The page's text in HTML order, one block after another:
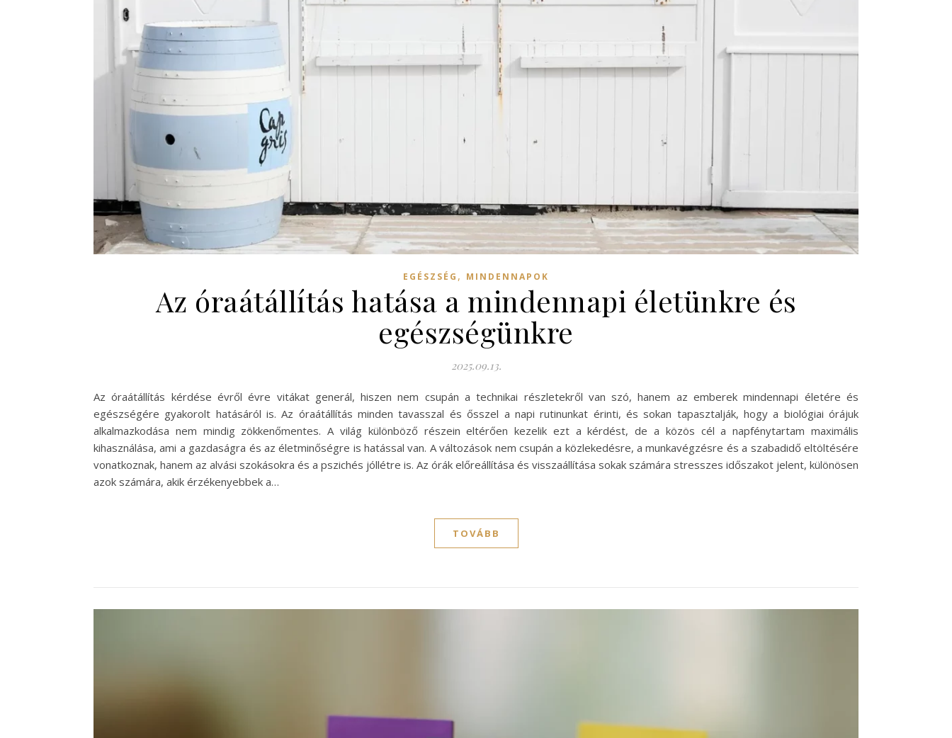
EGÉSZSÉG , MINDENNAPOK
Az óraátállítás hatása a mindennapi életünkre és
egészségünkre
2025.09.13.
Az óraátállítás kérdése évről évre vitákat generál, hiszen nem csupán a technikai részletekről van szó, hanem az emberek mindennapi életére és
egészségére gyakorolt hatásáról is. Az óraátállítás minden tavasszal és ősszel a napi rutinunkat érinti, és sokan tapasztalják, hogy a biológiai órájuk
alkalmazkodása nem mindig zökkenőmentes. A világ különböző részein eltérően kezelik ezt a kérdést, de a közös cél a napfénytartam maximális
kihasználása, ami a gazdaságra és az életminőségre is hatással van. A változások nem csupán a közlekedésre, a munkavégzésre és a szabadidő eltöltésére
vonatkoznak, hanem az alvási szokásokra és a pszichés jóllétre is. Az órák előreállítása és visszaállítása sokak számára stresszes időszakot jelent, különösen
azok számára, akik érzékenyebbek a…
TOVÁBB